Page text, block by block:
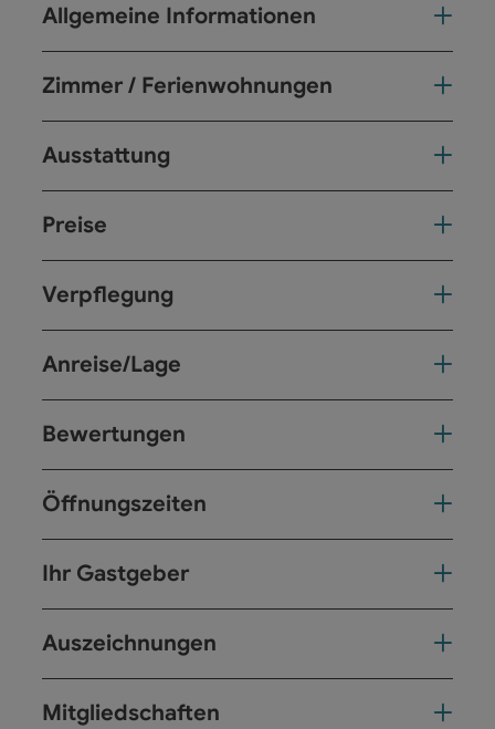
Allgemeine Informationen
Zimmer / Ferienwohnungen
Ausstattung
Preise
Verpflegung
Anreise/Lage
Bewertungen
Öffnungszeiten
Ihr Gastgeber
Auszeichnungen
Mitgliedschaften